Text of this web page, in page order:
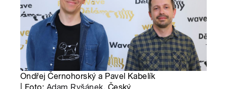
Ondřej Černohorský a Pavel Kabelík